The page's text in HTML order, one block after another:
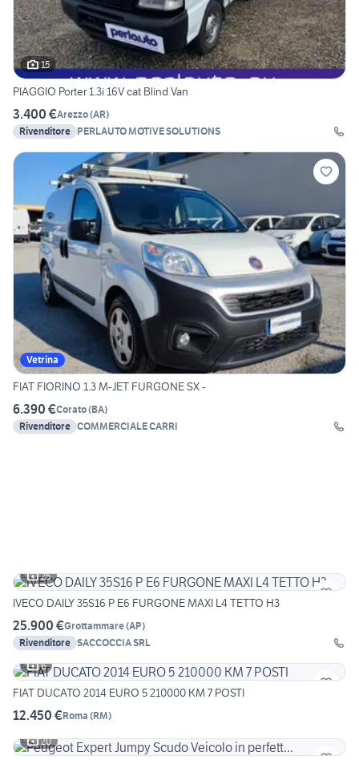
15
PIAGGIO Porter 1.3i 16V cat Blind Van
3.400 €Arezzo(AR)
Rivenditore PERLAUTO MOTIVE SOLUTIONS
Vetrina
FIAT FIORINO 1.3 M-JET FURGONE SX -
6.390 €Corato(BA)
Rivenditore COMMERCIALE CARRI
25
IVECO DAILY 35S16 P E6 FURGONE MAXI L4 TETTO H3
25.900 €Grottammare(AP)
Rivenditore SACCOCCIA SRL
6
FIAT DUCATO 2014 EURO 5 210000 KM 7 POSTI
12.450 €Roma (RM)
20